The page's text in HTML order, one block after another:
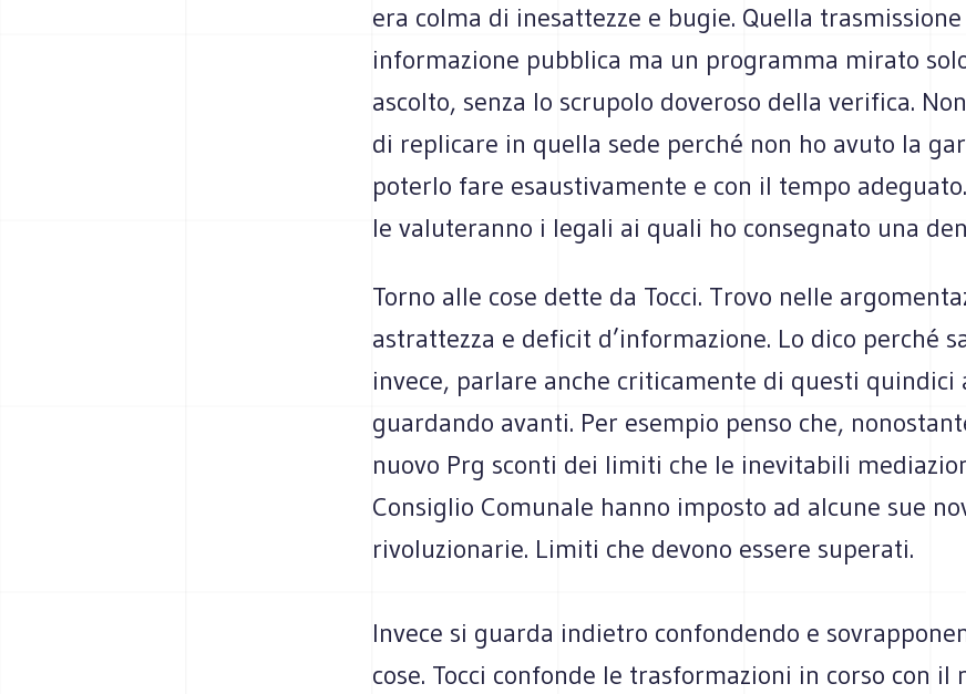
era colma di inesattezze e bugie. Quella
informazione pubblica ma un programma mirato
ascolto, senza lo scrupolo doveroso della verifica.
di replicare in quella sede perché non ho avuto la
poterlo fare esaustivamente e con il tempo
le valuteranno i legali ai quali ho consegnato una
Torno alle cose dette da Tocci. Trovo nelle
astrattezza e deficit d’informazione. Lo dico perché
invece, parlare anche criticamente di questi quindici
guardando avanti. Per esempio penso che,
nuovo Prg sconti dei limiti che le inevitabili
Consiglio Comunale hanno imposto ad alcune sue
rivoluzionarie. Limiti che devono essere superati.
Invece si guarda indietro confondendo e
cose. Tocci confonde le trasformazioni in corso con il